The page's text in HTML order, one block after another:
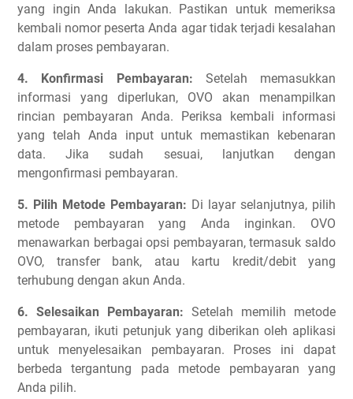
yang ingin Anda lakukan. Pastikan untuk memeriksa
kembali nomor peserta Anda agar tidak terjadi kesalahan
dalam proses pembayaran.
4. Konfirmasi Pembayaran: Setelah memasukkan
informasi yang diperlukan, OVO akan menampilkan
rincian pembayaran Anda. Periksa kembali informasi
yang telah Anda input untuk memastikan kebenaran
data. Jika sudah sesuai, lanjutkan dengan
mengonfirmasi pembayaran.
5. Pilih Metode Pembayaran: Di layar selanjutnya, pilih
metode pembayaran yang Anda inginkan. OVO
menawarkan berbagai opsi pembayaran, termasuk saldo
OVO, transfer bank, atau kartu kredit/debit yang
terhubung dengan akun Anda.
6. Selesaikan Pembayaran: Setelah memilih metode
pembayaran, ikuti petunjuk yang diberikan oleh aplikasi
untuk menyelesaikan pembayaran. Proses ini dapat
berbeda tergantung pada metode pembayaran yang
Anda pilih.